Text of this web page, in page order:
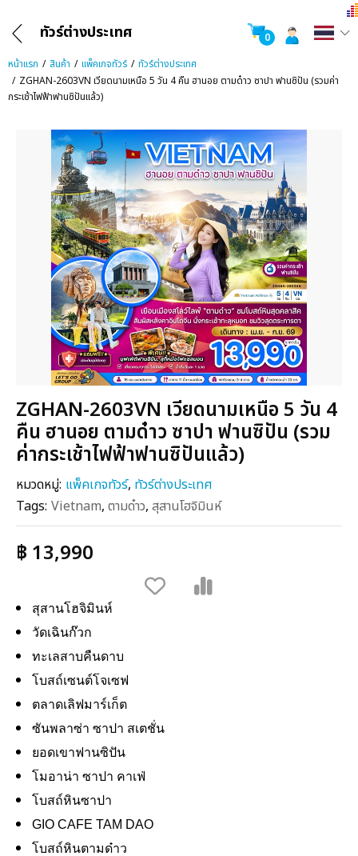
ทัวร์ต่างประเทศ
0
หน้าแรก
สินค้า แพ็คเกจทัวร์
ทัวร์ต่างประเทศ
ZGHAN-2603VN เวียดนามเหนือ 5 วัน 4 คืน ฮานอย ตามด๋าว ซาปา ฟานซิปัน (รวมค่า
กระเช้าไฟฟ้าฟานซิปันแล้ว)
ZGHAN-2603VN เวียดนามเหนือ 5 วัน 4
คืน ฮานอย ตามด๋าว ซาปา ฟานซิปัน (รวม
ค่ากระเช้าไฟฟ้าฟานซิปันแล้ว)
หมวดหมู่: แพ็คเกจทัวร์, ทัวร์ต่างประเทศ
Tags: Vietnam, ตามด๋าว, สุสานโฮจิมินห์
฿ 13,990
สุสานโฮจิมินห์
วัดเฉินก๊วก
ทะเลสาบคืนดาบ
โบสถ์เซนต์โจเซฟ
ตลาดเลิฟมาร์เก็ต
ซันพลาซ่า ซาปา สเตชั่น
ยอดเขาฟานซิปัน
โมอาน่า ซาปา คาเฟ่
โบสถ์หินซาปา
GIO CAFE TAM DAO
โบสถ์หินตามด๋าว